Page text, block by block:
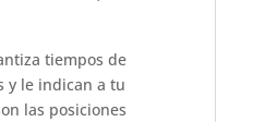
tiempos de
y le indican a tu
las posiciones